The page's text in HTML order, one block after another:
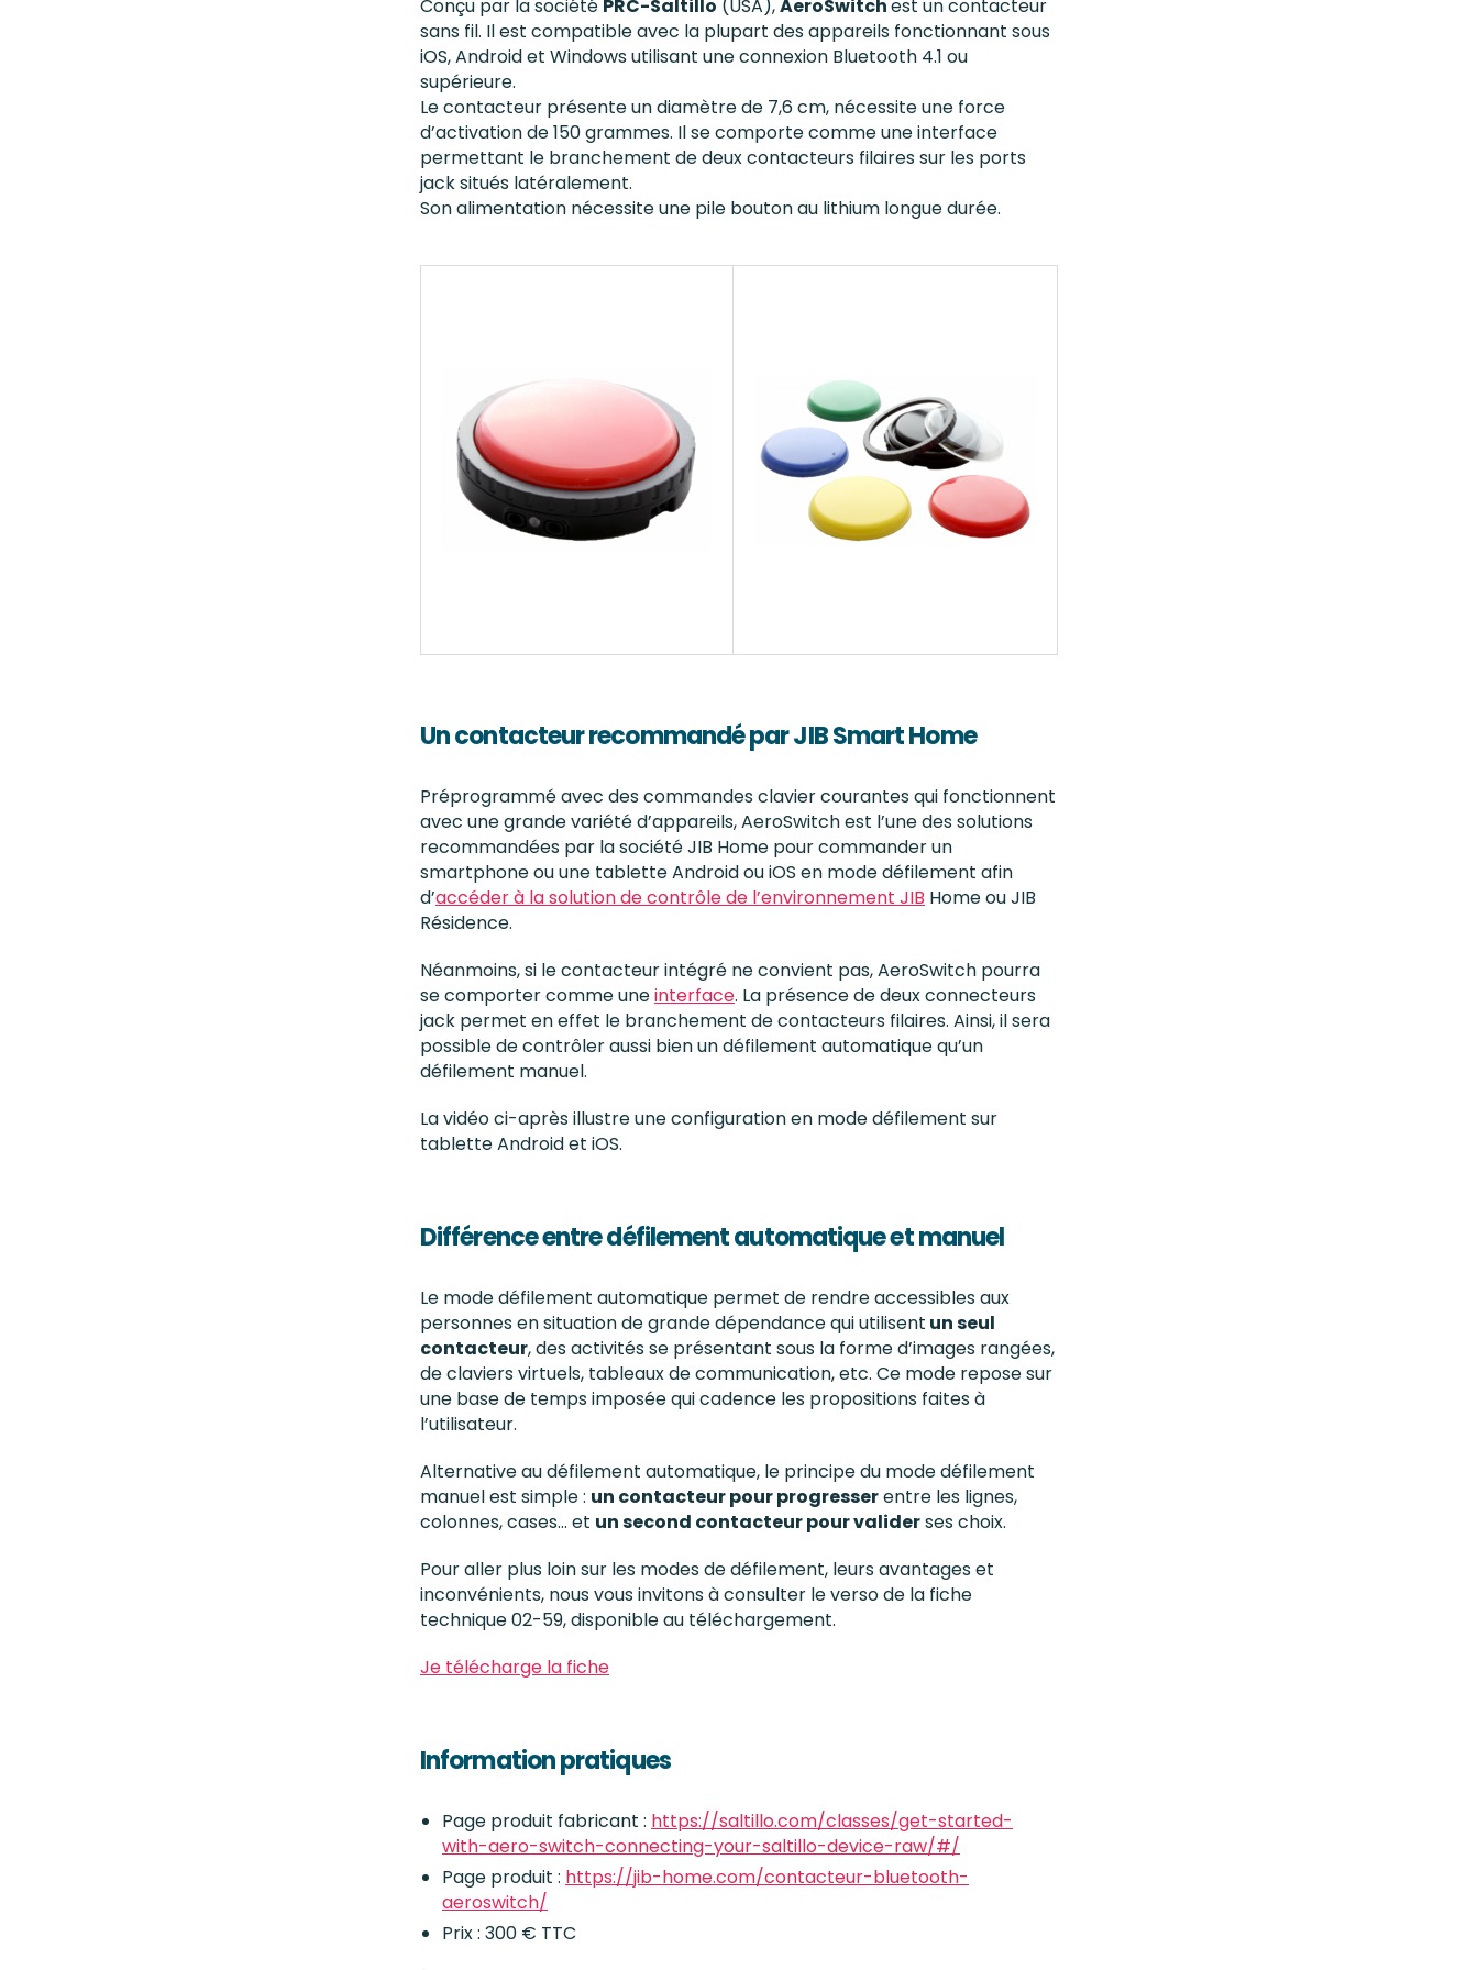
Conçu par la société PRC-Saltillo (USA),AeroSwitchest un contacteur
sans fil. Il est compatible avec la plupart des appareils fonctionnant sous
iOS, Android et Windows utilisant une connexion Bluetooth 4.1 ou
supérieure.
Le contacteur présente un diamètre de 7,6 cm, nécessite une force
d’activation de 150 grammes. Il se comporte comme une interface
permettant le branchement de deux contacteurs filaires sur les ports
jack situés latéralement.
Son alimentation nécessite une pile bouton au lithium longue durée.
Un contacteur recommandé par JIB Smart Home
Préprogrammé avec des commandes clavier courantes qui fonctionnent
avec une grande variété d’appareils, AeroSwitch est l’une des solutions
recommandées par la société JIB Home pour commander un
smartphone ou une tablette Android ou iOS en mode défilement afin
d’accéder à la solution de contrôle de l’environnement JIB Home ou JIB
Résidence.
Néanmoins, si le contacteur intégré ne convient pas, AeroSwitch pourra
se comporter comme uneinterface. La présence de deux connecteurs
jack permet en effet le branchement de contacteurs filaires. Ainsi, il sera
possible de contrôler aussi bien un défilement automatique qu’un
défilement manuel.
La vidéo ci-après illustre une configuration en mode défilement sur
tablette Android et iOS.
Différence entre défilement automatique et manuel
Le mode défilement automatique permet de rendre accessibles aux
personnes en situation de grande dépendance qui utilisent un seul
contacteur, des activités se présentant sous la forme d’images rangées,
de claviers virtuels, tableaux de communication, etc. Ce mode repose sur
une base de temps imposée qui cadence les propositions faites à
l’utilisateur.
Alternative au défilement automatique, le principe du mode défilement
manuel est simple : un contacteur pour progresserentre les lignes,
colonnes, cases… et un second contacteur pour validerses choix.
Pour aller plus loin sur les modes de défilement, leurs avantages et
inconvénients, nous vous invitons à consulter le verso de la fiche
technique 02-59, disponible au téléchargement.
Je télécharge la fiche
Information pratiques
Page produit fabricant : https://saltillo.com/classes/get-started-
with-aero-switch-connecting-your-saltillo-device-raw/#/
Page produit : https://jib-home.com/contacteur-bluetooth-
aeroswitch/
Prix : 300 € TTC